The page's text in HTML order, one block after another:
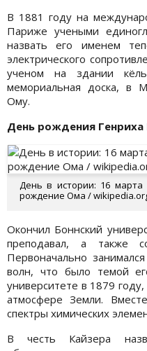
В 1881 году на
Париже учеными
назвать его именем
электрического
ученом на здании
мемориальная доска, в
Ому.
День рождения Генриха
День в истории: 16
рождение Ома /
Окончил Боннский
преподавал, а также
Первоначально
волн, что было темой
университете в 1879 году,
атмосфере Земли.
спектры химических
В честь Кайзера